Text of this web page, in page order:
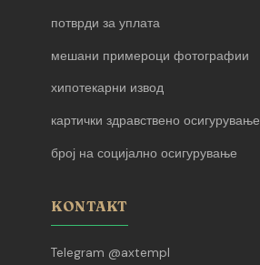
потврди за уплата
мешани примероци фотографии
хипотекарни извод
картички здравствено осигурување
број на социјално осигурување
KONTAKT
Telegram @axtempl